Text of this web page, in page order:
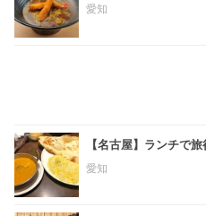
愛知
【名古屋】ランチで
愛知